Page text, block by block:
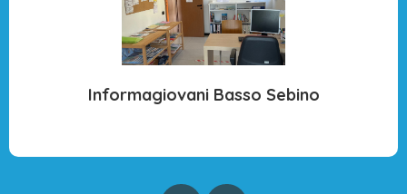
Informagiovani Basso Sebino